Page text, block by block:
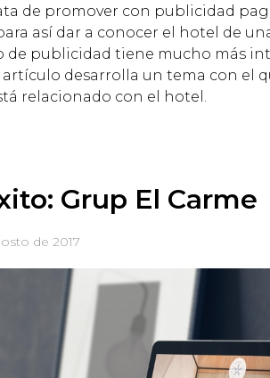
de promover con publicidad
así dar a conocer el hotel de
de publicidad tiene mucho más
artículo desarrolla un tema con el
relacionado con el hotel.
Grup El Carme
de 2017